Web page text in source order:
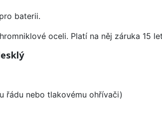
baterii.
oceli. Platí na něj záruka 15
řádu nebo tlakovému ohřívači)